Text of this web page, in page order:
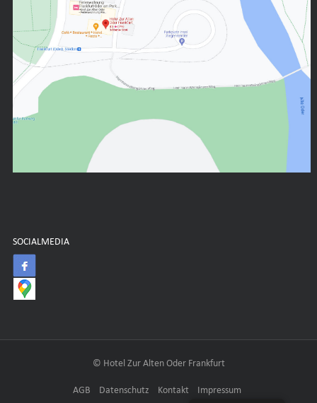
SOCIALMEDIA
© Hotel Zur Alten Oder Frankfurt
AGB Datenschutz Kontakt Impressum